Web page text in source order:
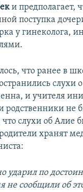
и предполагает,
поступка
у гинеколога,
что ранее в
слухи
и учителя
родственники не
что слухи об
хранят
ударил по
не сообщили об